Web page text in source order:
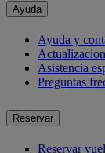
Ayuda
Ayuda y
Asistencia
Preguntas
Reservar
Reservar